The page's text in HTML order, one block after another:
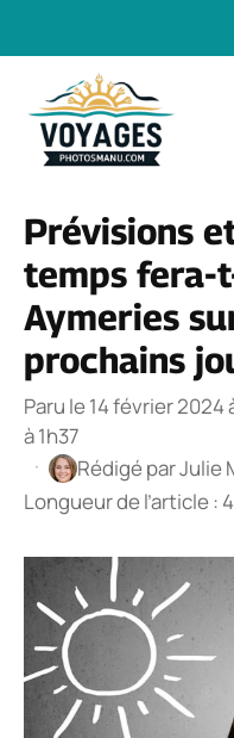
contenu
Prévisions
temps fera-
Aymeries
prochains
Paru le 14 février 2024
à 1h37
·
Rédigé parJulie
Longueur de l’article :